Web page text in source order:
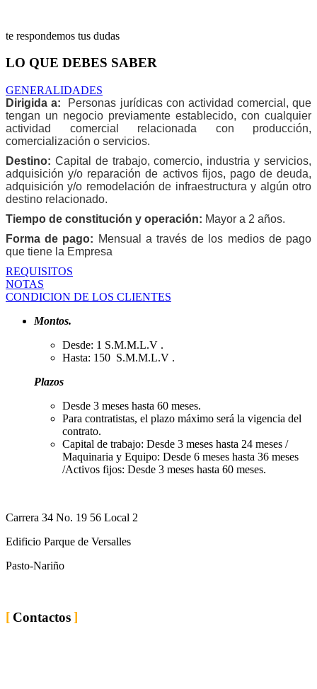
te respondemos tus dudas
LO QUE DEBES SABER
GENERALIDADES
Dirigida a: Personas jurídicas con actividad comercial, que
tengan un negocio previamente establecido, con cualquier
actividad comercial relacionada con producción,
comercialización o servicios.
Destino: Capital de trabajo, comercio, industria y servicios,
adquisición y/o reparación de activos fijos, pago de deuda,
adquisición y/o remodelación de infraestructura y algún otro
destino relacionado.
Tiempo de constitución y operación: Mayor a 2 años.
Forma de pago: Mensual a través de los medios de pago
que tiene la Empresa
REQUISITOS
NOTAS
CONDICION DE LOS CLIENTES
Montos.
Desde: 1 S.M.M.L.V .
Hasta: 150 S.M.M.L.V .
Plazos
Desde 3 meses hasta 60 meses.
Para contratistas, el plazo máximo será la vigencia del
contrato.
Capital de trabajo: Desde 3 meses hasta 24 meses /
Maquinaria y Equipo: Desde 6 meses hasta 36 meses
/Activos fijos: Desde 3 meses hasta 60 meses.
Carrera 34 No. 19 56 Local 2
Edificio Parque de Versalles
Pasto-Nariño
Contactos